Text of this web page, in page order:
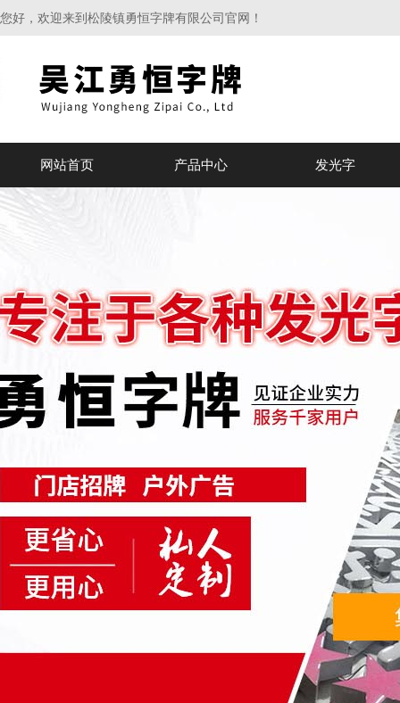
您好，欢迎来到松陵镇勇恒字牌有限公司官网！
网站首页 产品中心 发光字